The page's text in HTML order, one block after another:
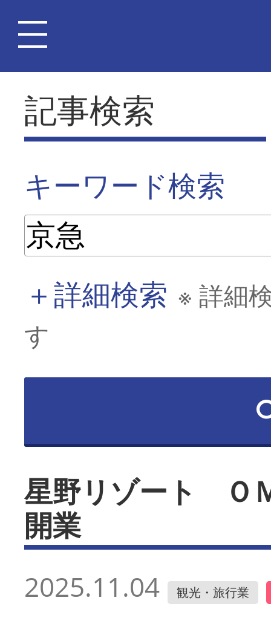
記事検索
キーワード検索
＋詳細検索 ※ 詳細
す
星野リゾート Ｏ
開業
2025.11.04 観光・旅行業